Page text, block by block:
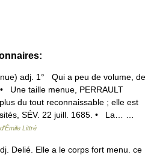
adj. 1° Qui a peu de volume, de
Une taille menue, PERRAULT
du tout reconnaissable ; elle est
SÉV. 22 juill. 1685. • La… …
Littré
Delié. Elle a le corps fort menu. ce